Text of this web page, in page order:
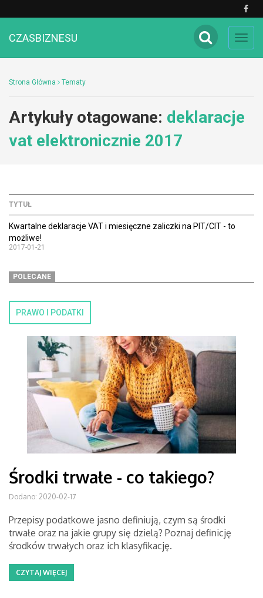
CZASBIZNESU
Strona Główna Tematy
Artykuły otagowane: deklaracje
vat elektronicznie 2017
TYTUŁ
Kwartalne deklaracje VAT i miesięczne zaliczki na PIT/CIT - to
możliwe!
2017-01-21
POLECANE
PRAWO I PODATKI
Środki trwałe - co takiego?
Dodano: 2020-02-17
Przepisy podatkowe jasno definiują, czym są środki
trwałe oraz na jakie grupy się dzielą? Poznaj definicję
środków trwałych oraz ich klasyfikację.
CZYTAJ WIĘCEJ